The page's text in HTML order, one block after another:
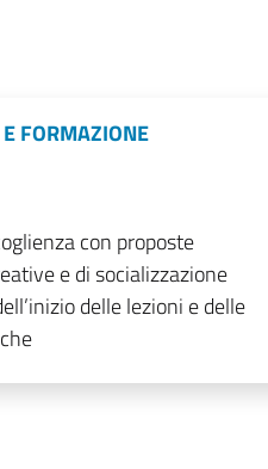
FORMAZIONE
con proposte
e di socializzazione
delle lezioni e delle